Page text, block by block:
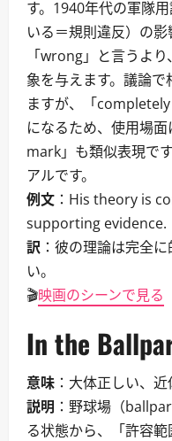
す。1940年代の軍隊
いる＝規則違反）の
「wrong」と言うよ
象を与えます。議論
ますが、「
になるため、使用場
mark」も類似表現で
アルです。
例文 ：His theory is
supporting evidence.
訳 ：彼の理論は完全
い。
🎬映画のシーンで見る
In the
意味 ：大体正しい、
説明 ：野球場（
る状態から、「許容